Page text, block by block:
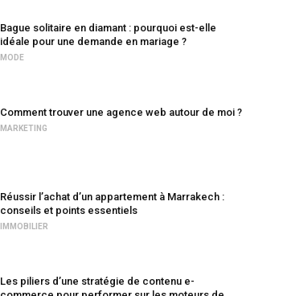
Bague solitaire en diamant : pourquoi est-elle
idéale pour une demande en mariage ?
MODE
Comment trouver une agence web autour de moi ?
MARKETING
Réussir l’achat d’un appartement à Marrakech :
conseils et points essentiels
IMMOBILIER
Les piliers d’une stratégie de contenu e-